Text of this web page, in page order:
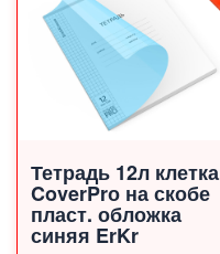
Тетрадь 12л клетка
CoverPrо на скобе
пласт. обложка
синяя ErKr